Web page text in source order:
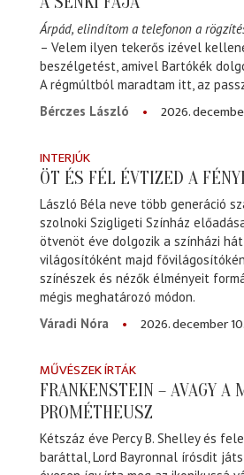
Árpád, elindítom a telefonon a
– Velem ilyen tekerős izével
beszélgetést, amivel Bartókék
A régmúltból maradtam itt, az
Bérczes László
2026.
INTERJÚK
ÖT ÉS FÉL ÉVTIZED A
László Béla neve több generáció
szolnoki Szigligeti Színház
ötvenöt éve dolgozik a színházi
világosítóként majd
színészek és nézők élményeit
mégis meghatározó módon.
Váradi Nóra
2026. december 10.
MŰVÉSZEK ÍRTÁK
FRANKENSTEIN – AVAGY A
PROMÉTHEUSZ
Kétszáz éve Percy B. Shelley és
baráttal, Lord Bayronnal írósdit